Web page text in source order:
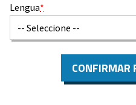
Lengua*
CONFIRMAR